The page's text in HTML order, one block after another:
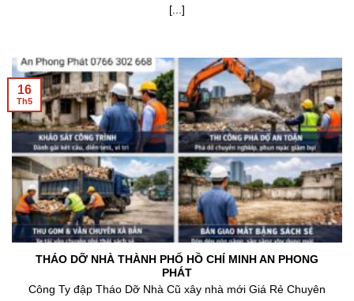
Công ty đập phá tháo dỡ nhà cũ tại quận 4. Phá dỡ nhà, công
THÁO DỠ NHÀ THÀNH PHỐ HỒ CHÍ MINH AN PHONG
PHÁT
16
Th5